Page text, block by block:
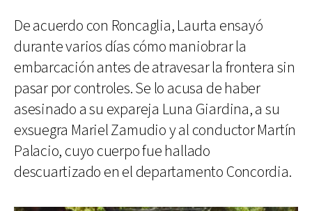
De acuerdo con Roncaglia, Laurta ensayó
durante varios días cómo maniobrar la
embarcación antes de atravesar la frontera sin
pasar por controles. Se lo acusa de haber
asesinado a su expareja Luna Giardina, a su
exsuegra Mariel Zamudio y al conductor Martín
Palacio, cuyo cuerpo fue hallado
descuartizado en el departamento Concordia.